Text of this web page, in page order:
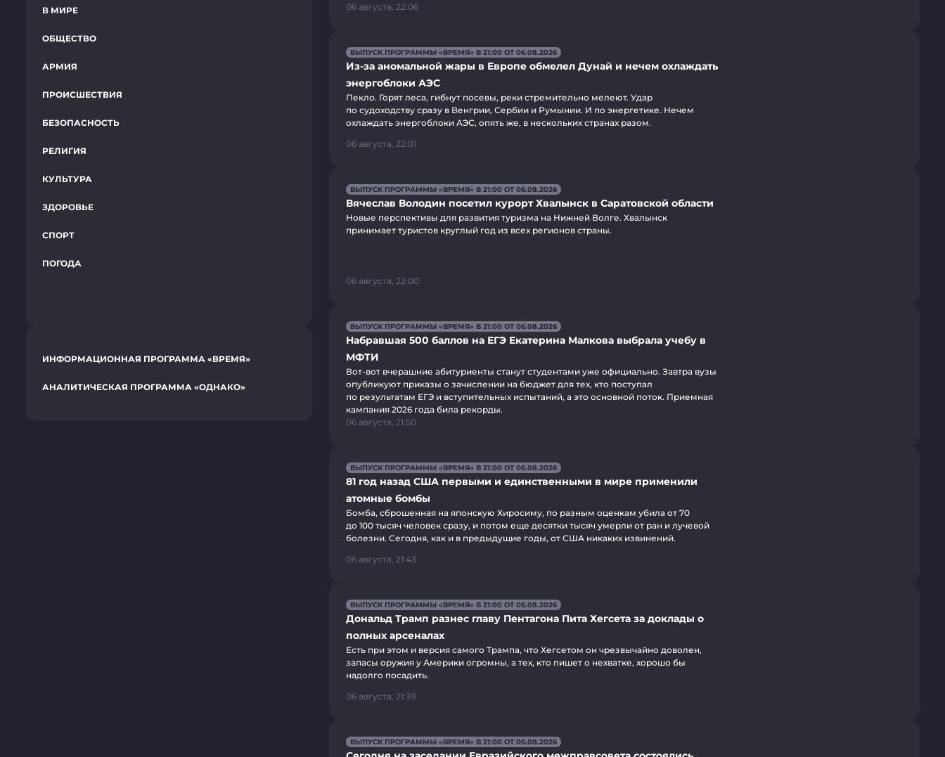
В МИРЕ
ОБЩЕСТВО
АРМИЯ
ПРОИСШЕСТВИЯ
БЕЗОПАСНОСТЬ
РЕЛИГИЯ
КУЛЬТУРА
ЗДОРОВЬЕ
СПОРТ
ПОГОДА
ИНФОРМАЦИОННАЯ ПРОГРАММА «ВРЕМЯ»
АНАЛИТИЧЕСКАЯ ПРОГРАММА «ОДНАКО»
06 августа, 22:06
ВЫПУСК ПРОГРАММЫ «ВРЕМЯ» В 21:00 ОТ 06.08.2026
Из-за аномальной жары в Европе обмелел Дунай и нечем охлаждать
энергоблоки АЭС
Пекло. Горят леса, гибнут посевы, реки стремительно мелеют. Удар
по судоходству сразу в Венгрии, Сербии и Румынии. И по энергетике. Нечем
охлаждать энергоблоки АЭС, опять же, в нескольких странах разом.
06 августа, 22:01
ВЫПУСК ПРОГРАММЫ «ВРЕМЯ» В 21:00 ОТ 06.08.2026
Вячеслав Володин посетил курорт Хвалынск в Саратовской области
Новые перспективы для развития туризма на Нижней Волге. Хвалынск
принимает туристов круглый год из всех регионов страны.
06 августа, 22:00
ВЫПУСК ПРОГРАММЫ «ВРЕМЯ» В 21:00 ОТ 06.08.2026
Набравшая 500 баллов на ЕГЭ Екатерина Малкова выбрала учебу в
МФТИ
Вот-вот вчерашние абитуриенты станут студентами уже официально. Завтра вузы
опубликуют приказы о зачислении на бюджет для тех, кто поступал
по результатам ЕГЭ и вступительных испытаний, а это основной поток. Приемная
кампания 2026 года била рекорды.
06 августа, 21:50
ВЫПУСК ПРОГРАММЫ «ВРЕМЯ» В 21:00 ОТ 06.08.2026
81 год назад США первыми и единственными в мире применили
атомные бомбы
Бомба, сброшенная на японскую Хиросиму, по разным оценкам убила от 70
до 100 тысяч человек сразу, и потом еще десятки тысяч умерли от ран и лучевой
болезни. Сегодня, как и в предыдущие годы, от США никаких извинений.
06 августа, 21:43
ВЫПУСК ПРОГРАММЫ «ВРЕМЯ» В 21:00 ОТ 06.08.2026
Дональд Трамп разнес главу Пентагона Пита Хегсета за доклады о
полных арсеналах
Есть при этом и версия самого Трампа, что Хегсетом он чрезвычайно доволен,
запасы оружия у Америки огромны, а тех, кто пишет о нехватке, хорошо бы
надолго посадить.
06 августа, 21:39
ВЫПУСК ПРОГРАММЫ «ВРЕМЯ» В 21:00 ОТ 06.08.2026